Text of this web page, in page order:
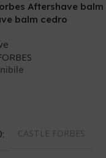
Aftershave balm
balm cedro
CASTLE FORBES